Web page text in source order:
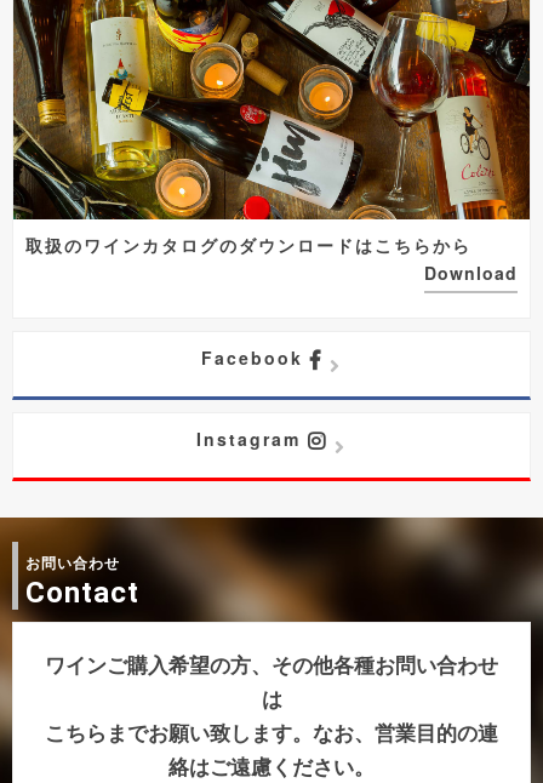
取扱のワインカタログのダウンロードはこちらから
Download
Facebook
Instagram
お問い合わせ
Contact
ワインご購入希望の方、その他各種お問い合わせ
は
こちらまでお願い致します。なお、営業目的の連
絡はご遠慮ください。